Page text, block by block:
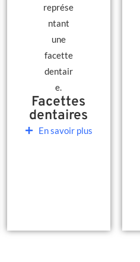
Facettes
dentaires
En savoir plus